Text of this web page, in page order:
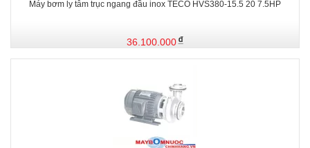
Máy bơm ly tâm trục ngang đầu inox TECO HVS380-15.5 20 7.5HP
36.100.000